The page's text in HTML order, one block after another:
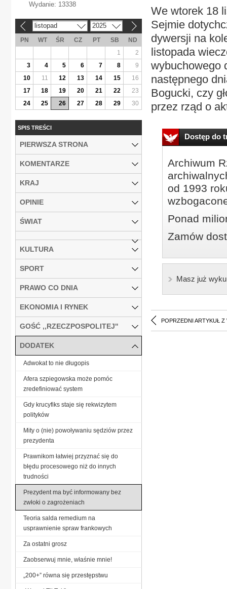
We wtorek 18
Sejmie
dywersji na
listopada
wybuchowego
następnego
Bogucki, czy
przez rząd o
Dostęp do
Archiwum
od 1993
Ponad
Zamów
Masz już
POPRZEDNI ARTYKUŁ Z
Wydanie: 13338
listopad 2025
PN WT ŚR CZ PT SB
ND
1
2
3
4 5 6 7 8
9
10
11 12 13 14 15
16
17
18 19 20 21 22
23
24
25 26 27 28 29 30
SPIS TREŚCI
PIERWSZA STRONA
KOMENTARZE
KRAJ
OPINIE
ŚWIAT
KULTURA
SPORT
PRAWO CO DNIA
EKONOMIA I RYNEK
GOŚĆ ,,RZECZPOSPOLITEJ''
DODATEK
Adwokat to nie długopis
Afera szpiegowska może pomóc
zredefiniować system
Gdy krucyfiks staje się rekwizytem
polityków
Mity o (nie) powoływaniu sędziów przez
prezydenta
Prawnikom łatwiej przyznać się do
błędu procesowego niż do innych
trudności
Prezydent ma być informowany bez
zwłoki o zagrożeniach
Teoria salda remedium na
usprawnienie spraw frankowych
Za ostatni grosz
Zaobserwuj mnie, właśnie mnie!
„200+” równa się przestępstwu